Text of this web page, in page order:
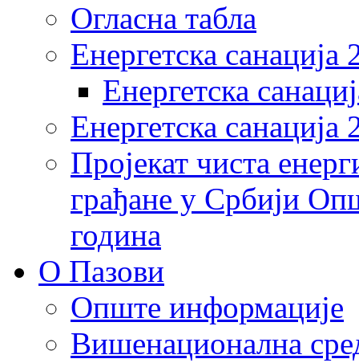
Огласна табла
Енергетска санација
Енергетска
Енергетска
Пројекат чиста
грађане у Србији
година
О Пазови
Опште информације
Вишенационална